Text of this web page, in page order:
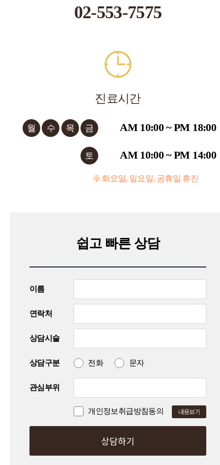
02-553-7575
진료시간
월 수 목 금 AM 10:00 ~ PM 18:00
토 AM 10:00 ~ PM 14:00
※ 화요일, 일요일, 공휴일 휴진
쉽고 빠른 상담
이름
연락처
상담시술
상담구분 전화 문자
관심부위
개인정보취급방침동의 내용보기